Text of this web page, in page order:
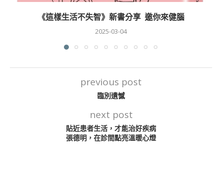
《這樣生活不失智》新書分享 邀你來健腦
2025-03-04
previous post
臨別遺憾
next post
貼近患者生活，才能治好疾病
張德明，在診間點亮溫暖心燈